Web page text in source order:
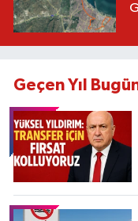
Geçen Yıl